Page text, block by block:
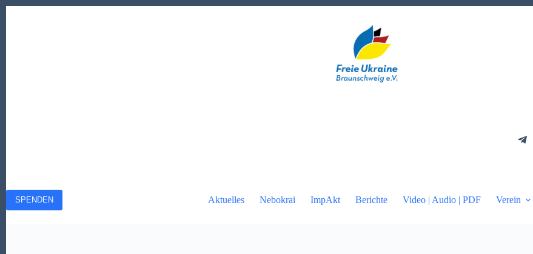
SPENDEN Aktuelles Nebokrai ImpAkt Berichte Video | Audio | PDF Verein